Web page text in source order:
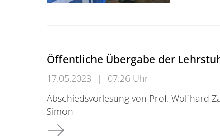
Öffentliche Übergabe der
17.05.2023 |
07:26 Uhr
Abschiedsvorlesung von Prof. Wolfhard
Simon
Öffentliche Übergabe der Lehrstuhlleitung